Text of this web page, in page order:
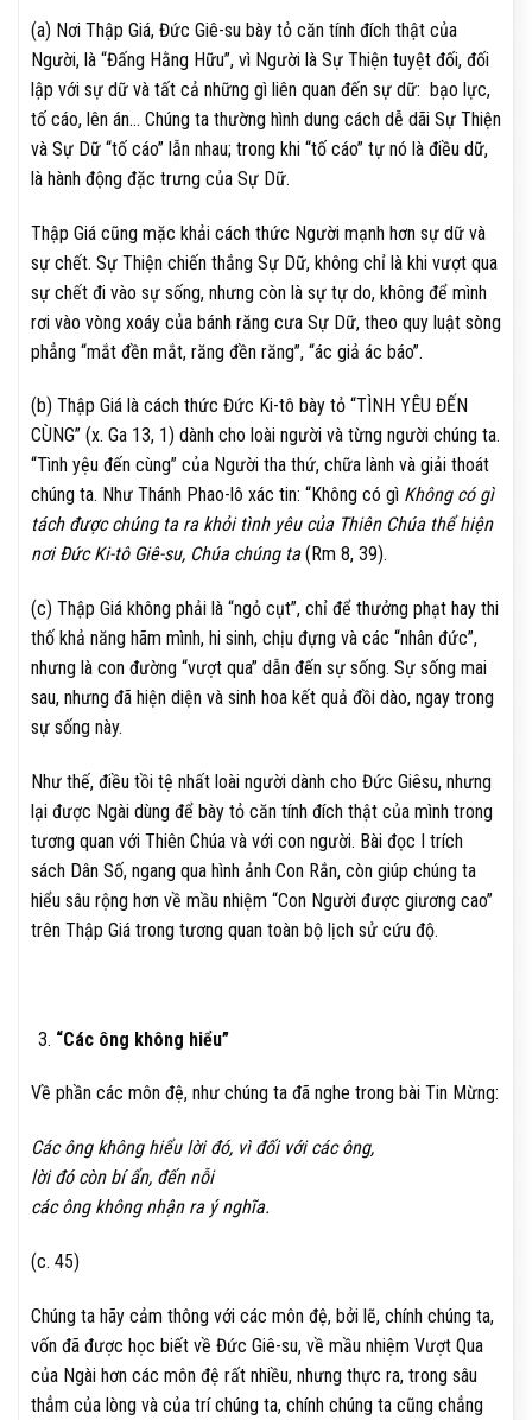
(a) Nơi Thập Giá, Đức Giê-su bày tỏ căn tính đích thật của
Người, là “Đấng Hằng Hữu”, vì Người là Sự Thiện tuyệt đối, đối
lập với sự dữ và tất cả những gì liên quan đến sự dữ: bạo lực,
tố cáo, lên án… Chúng ta thường hình dung cách dễ dãi Sự Thiện
và Sự Dữ “tố cáo” lẫn nhau; trong khi “tố cáo” tự nó là điều dữ,
là hành động đặc trưng của Sự Dữ.
Thập Giá cũng mặc khải cách thức Người mạnh hơn sự dữ và
sự chết. Sự Thiện chiến thắng Sự Dữ, không chỉ là khi vượt qua
sự chết đi vào sự sống, nhưng còn là sự tự do, không để mình
rơi vào vòng xoáy của bánh răng cưa Sự Dữ, theo quy luật sòng
phẳng “mắt đền mắt, răng đền răng”, “ác giả ác báo”.
(b) Thập Giá là cách thức Đức Ki-tô bày tỏ “TÌNH YÊU ĐẾN
CÙNG” (x. Ga 13, 1) dành cho loài người và từng người chúng ta.
“Tình yệu đến cùng” của Người tha thứ, chữa lành và giải thoát
chúng ta. Như Thánh Phao-lô xác tin: “Không có gì Không có gì
tách được chúng ta ra khỏi tình yêu của Thiên Chúa thể hiện
nơi Đức Ki-tô Giê-su, Chúa chúng ta(Rm 8, 39).
(c) Thập Giá không phải là “ngỏ cụt”, chỉ để thưởng phạt hay thi
thố khả năng hãm mình, hi sinh, chịu đựng và các “nhân đức”,
nhưng là con đường “vượt qua” dẫn đến sự sống. Sự sống mai
sau, nhưng đã hiện diện và sinh hoa kết quả đồi dào, ngay trong
sự sống này.
Như thế, điều tồi tệ nhất loài người dành cho Đức Giêsu, nhưng
lại được Ngài dùng để bày tỏ căn tính đích thật của mình trong
tương quan với Thiên Chúa và với con người. Bài đọc I trích
sách Dân Số, ngang qua hình ảnh Con Rắn, còn giúp chúng ta
hiểu sâu rộng hơn về mầu nhiệm “Con Người được giương cao”
trên Thập Giá trong tương quan toàn bộ lịch sử cứu độ.
“Các ông không hiểu”
Về phần các môn đệ, như chúng ta đã nghe trong bài Tin Mừng:
Các ông không hiểu lời đó, vì đối với các ông,
lời đó còn bí ẩn, đến nỗi
các ông không nhận ra ý nghĩa.
(c. 45)
Chúng ta hãy cảm thông với các môn đệ, bởi lẽ, chính chúng ta,
vốn đã được học biết về Đức Giê-su, về mầu nhiệm Vượt Qua
của Ngài hơn các môn đệ rất nhiều, nhưng thực ra, trong sâu
thẳm của lòng và của trí chúng ta, chính chúng ta cũng chẳng